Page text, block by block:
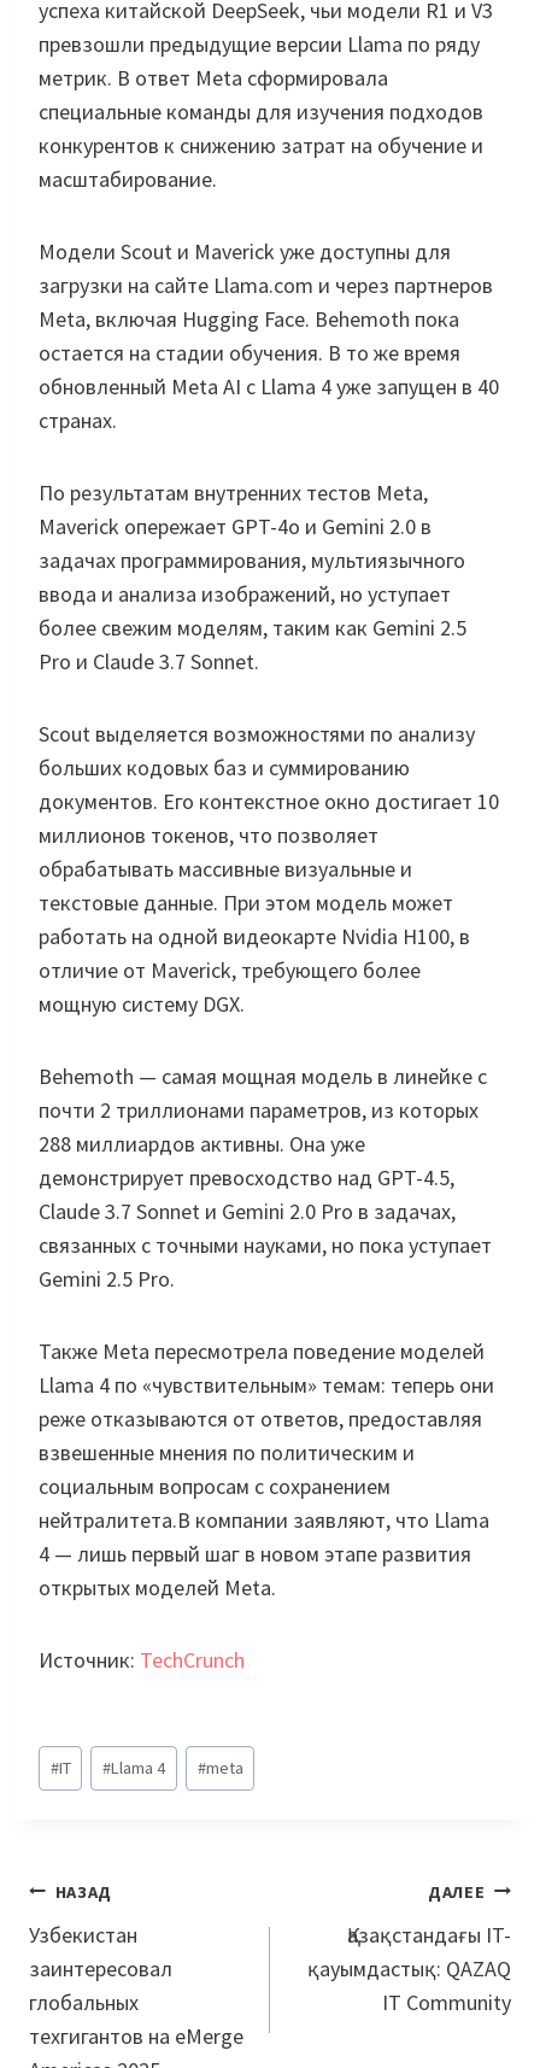
успеха китайской DeepSeek, чьи модели R1 и V3
превзошли предыдущие версии Llama по ряду
метрик. В ответ Meta сформировала
специальные команды для изучения подходов
конкурентов к снижению затрат на обучение и
масштабирование.
Модели Scout и Maverick уже доступны для
загрузки на сайте Llama.com и через партнеров
Meta, включая Hugging Face. Behemoth пока
остается на стадии обучения. В то же время
обновленный Meta AI с Llama 4 уже запущен в 40
странах.
По результатам внутренних тестов Meta,
Maverick опережает GPT-4o и Gemini 2.0 в
задачах программирования, мультиязычного
ввода и анализа изображений, но уступает
более свежим моделям, таким как Gemini 2.5
Pro и Claude 3.7 Sonnet.
Scout выделяется возможностями по анализу
больших кодовых баз и суммированию
документов. Его контекстное окно достигает 10
миллионов токенов, что позволяет
обрабатывать массивные визуальные и
текстовые данные. При этом модель может
работать на одной видеокарте Nvidia H100, в
отличие от Maverick, требующего более
мощную систему DGX.
Behemoth — самая мощная модель в линейке с
почти 2 триллионами параметров, из которых
288 миллиардов активны. Она уже
демонстрирует превосходство над GPT-4.5,
Claude 3.7 Sonnet и Gemini 2.0 Pro в задачах,
связанных с точными науками, но пока уступает
Gemini 2.5 Pro.
Также Meta пересмотрела поведение моделей
Llama 4 по «чувствительным» темам: теперь они
реже отказываются от ответов, предоставляя
взвешенные мнения по политическим и
социальным вопросам с сохранением
нейтралитета.В компании заявляют, что Llama
4 — лишь первый шаг в новом этапе развития
открытых моделей Meta.
Источник: TechCrunch
Метки
записи:
#IT #Llama 4 #meta
Навигация
по
записям
НАЗАД
Узбекистан
заинтересовал
глобальных
техгигантов на eMerge
ДАЛЕЕ
Қазақстандағы IT-
қауымдастық: QAZAQ
IT Community